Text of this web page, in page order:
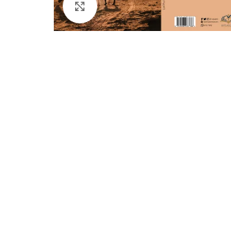
Click to enlarge